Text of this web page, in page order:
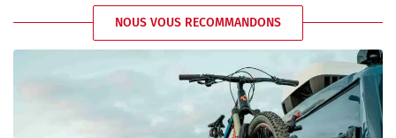
NOUS VOUS RECOMMANDONS